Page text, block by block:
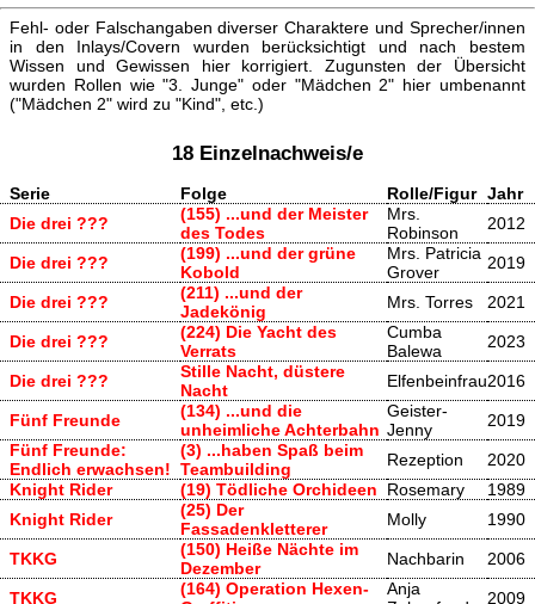
Fehl- oder Falschangaben diverser Charaktere und Sprecher/innen
in den Inlays/Covern wurden berücksichtigt und nach bestem
Wissen und Gewissen hier korrigiert. Zugunsten der Übersicht
wurden Rollen wie "3. Junge" oder "Mädchen 2" hier umbenannt
("Mädchen 2" wird zu "Kind", etc.)
18 Einzelnachweis/e
Serie Folge Rolle/Figur Jahr
Die drei ???
(155) ...und der Meister
des Todes
Mrs.
Robinson
2012
Die drei ???
(199) ...und der grüne
Kobold
Mrs. Patricia
Grover
2019
Die drei ???
(211) ...und der
Jadekönig
Mrs. Torres 2021
Die drei ???
(224) Die Yacht des
Verrats
Cumba
Balewa
2023
Die drei ???
Stille Nacht, düstere
Nacht
Elfenbeinfrau2016
Fünf Freunde
(134) ...und die
unheimliche Achterbahn
Geister-
Jenny
2019
Fünf Freunde:
Endlich erwachsen!
(3) ...haben Spaß beim
Teambuilding
Rezeption
2020
Knight Rider
(19) Tödliche Orchideen Rosemary
1989
Knight Rider
(25) Der
Fassadenkletterer
Molly 1990
TKKG
(150) Heiße Nächte im
Dezember
Nachbarin 2006
TKKG
(164) Operation Hexen-
Anja
2009